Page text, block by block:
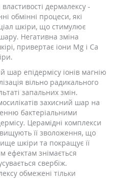
дермалексу -
обмінні процеси, які
шкіри, що стимулює
Негативна зміна
привертає іони Mg і Са
епідермісу іонів магнію
вільно радикального
запальних змін.
захисний шар на
бактеріальними
Церамідні комплекси
її зволоження, що
шкіри та покращує її
ефектам знімається
свербіж.
обмежені тільки